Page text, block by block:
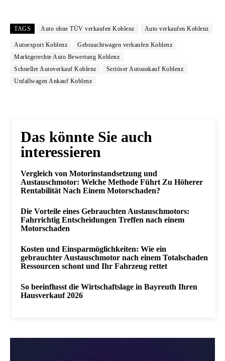
TAGS Auto ohne TÜV verkaufen Koblenz Auto verkaufen Koblenz
Autoexport Koblenz
Gebrauchtwagen verkaufen Koblenz
Marktgerechte Auto Bewertung Koblenz
Schneller Autoverkauf Koblenz
Seriöser Autoankauf Koblenz
Unfallwagen Ankauf Koblenz
Das könnte Sie auch
interessieren
Vergleich von Motorinstandsetzung und
Austauschmotor: Welche Methode Führt Zu Höherer
Rentabilität Nach Einem Motorschaden?
Die Vorteile eines Gebrauchten Austauschmotors:
Fahrrichtig Entscheidungen Treffen nach einem
Motorschaden
Kosten und Einsparmöglichkeiten: Wie ein
gebrauchter Austauschmotor nach einem Totalschaden
Ressourcen schont und Ihr Fahrzeug rettet
So beeinflusst die Wirtschaftslage in Bayreuth Ihren
Hausverkauf 2026